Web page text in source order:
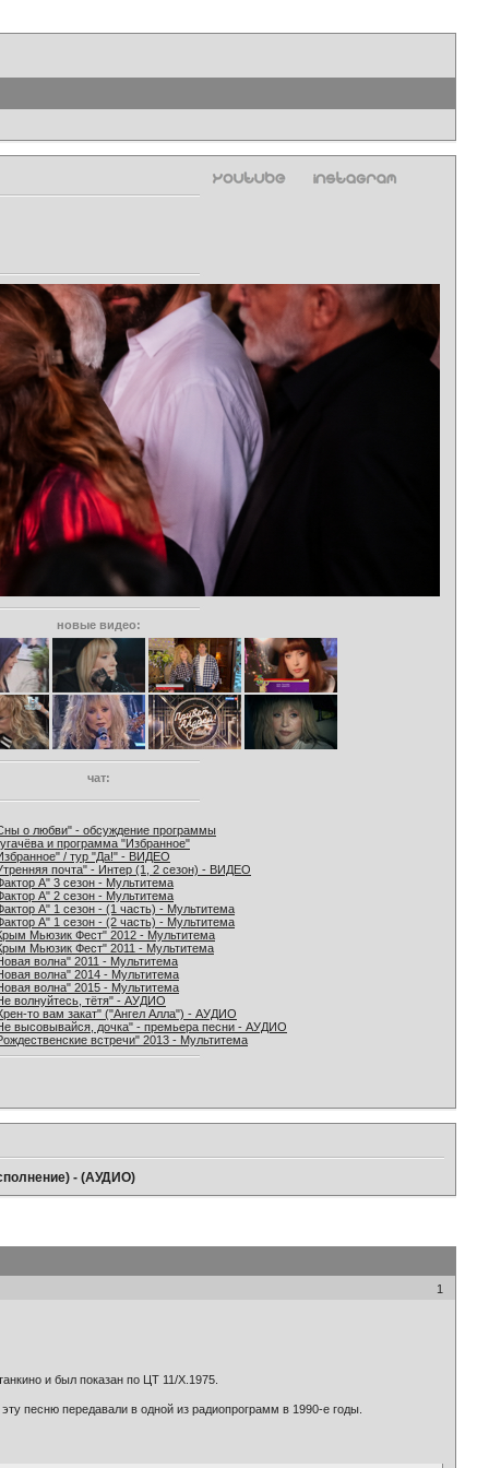
новые видео:
чат:
о любви" - обсуждение программы
и программа "Избранное"
/ тур "Да!" - ВИДЕО
почта" - Интер (1, 2 сезон) - ВИДЕО
А" 3 сезон - Мультитема
А" 2 сезон - Мультитема
А" 1 сезон - (1 часть) - Мультитема
А" 1 сезон - (2 часть) - Мультитема
Мьюзик Фест" 2012 - Мультитема
Мьюзик Фест" 2011 - Мультитема
волна" 2011 - Мультитема
волна" 2014 - Мультитема
волна" 2015 - Мультитема
волнуйтесь, тётя" - АУДИО
то вам закат" ("Ангел Алла") - АУДИО
высовывайся, дочка" - премьера песни - АУДИО
встречи" 2013 - Мультитема
- (АУДИО)
1
и был показан по ЦТ 11/X.1975.
песню передавали в одной из радиопрограмм в 1990-е годы.